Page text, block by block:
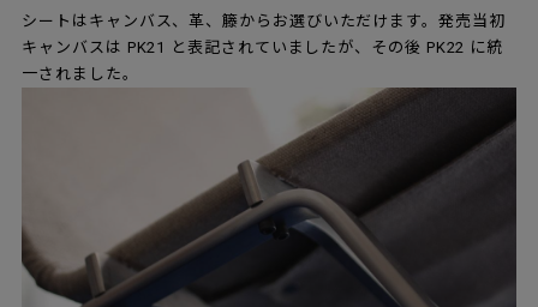
シートはキャンバス、革、籐からお選びいただけます。発売当初
キャンバスは PK21 と表記されていましたが、その後 PK22 に統
一されました。